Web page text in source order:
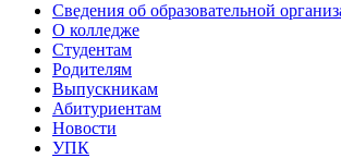
Сведения об образовательной
О колледже
Студентам
Родителям
Выпускникам
Абитуриентам
Новости
УПК